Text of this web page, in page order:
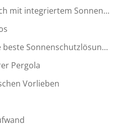
5. Pergolendach mit integriertem Sonnenschutz
Wie wählt man die beste Sonnenschutzlösung für Ihre Pergola aus?
Pergola
Vorlieben